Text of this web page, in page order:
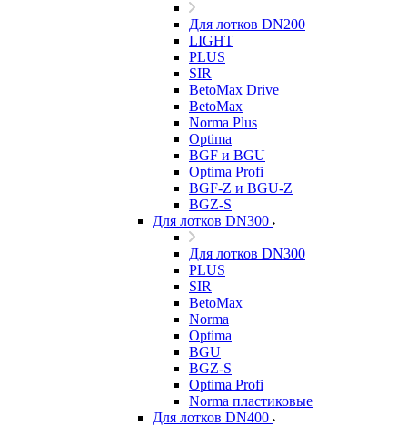
Для лотков DN200
LIGHT
PLUS
SIR
BetoMax Drive
BetoMax
Norma Plus
Optima
BGF и BGU
Optima Profi
BGF-Z и BGU-Z
BGZ-S
Для лотков DN300
Для лотков DN300
PLUS
SIR
BetoMax
Norma
Optima
BGU
BGZ-S
Optima Profi
Norma пластиковые
Для лотков DN400